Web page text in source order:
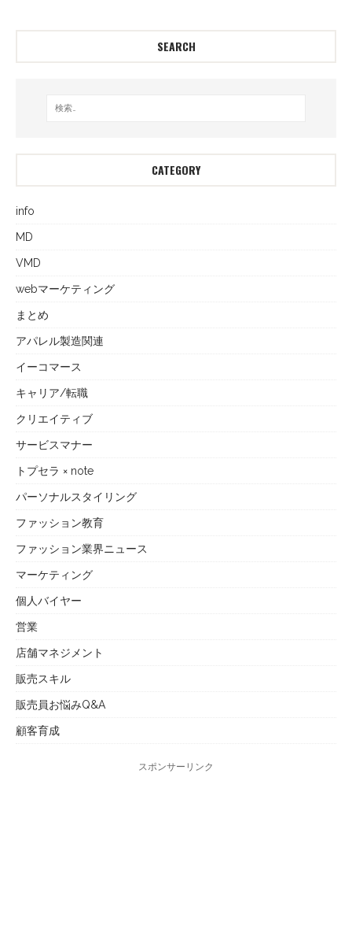
SEARCH
CATEGORY
info
MD
VMD
webマーケティング
まとめ
アパレル製造関連
イーコマース
キャリア/転職
クリエイティブ
サービスマナー
トプセラ × note
パーソナルスタイリング
ファッション教育
ファッション業界ニュース
マーケティング
個人バイヤー
営業
店舗マネジメント
販売スキル
販売員お悩みQ&A
顧客育成
スポンサーリンク